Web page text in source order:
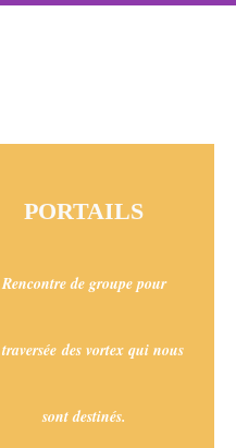
PORTAILS
Rencontre de groupe pour
traverséedes vortex qui nous
sont destinés.